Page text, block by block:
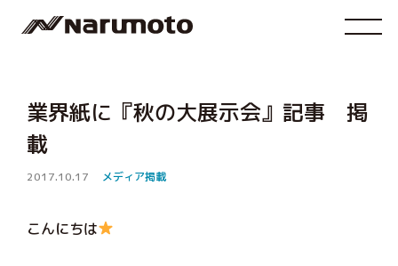
業界紙に『秋の大展示会』記事 掲
載
2017.10.17 メディア掲載
こんにちは